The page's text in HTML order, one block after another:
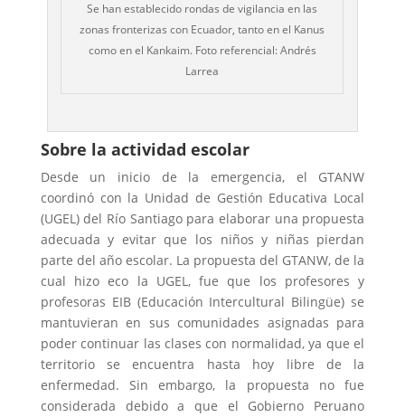
Se han establecido rondas de vigilancia en las
zonas fronterizas con Ecuador, tanto en el Kanus
como en el Kankaim. Foto referencial: Andrés
Larrea
Sobre la actividad escolar
Desde un inicio de la emergencia, el GTANW
coordinó con la Unidad de Gestión Educativa Local
(UGEL) del Río Santiago para elaborar una propuesta
adecuada y evitar que los niños y niñas pierdan
parte del año escolar. La propuesta del GTANW, de la
cual hizo eco la UGEL, fue que los profesores y
profesoras EIB (Educación Intercultural Bilingüe) se
mantuvieran en sus comunidades asignadas para
poder continuar las clases con normalidad, ya que el
territorio se encuentra hasta hoy libre de la
enfermedad. Sin embargo, la propuesta no fue
considerada debido a que el Gobierno Peruano